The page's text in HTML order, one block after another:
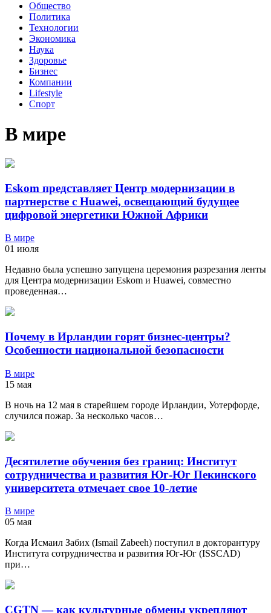
Общество
Политика
Технологии
Экономика
Наука
Здоровье
Бизнес
Компании
Lifestyle
Спорт
В мире
Eskom представляет Центр модернизации в
партнерстве с Huawei, освещающий будущее
цифровой энергетики Южной Африки
В мире
01 июля
Недавно была успешно запущена церемония разрезания ленты
для Центра модернизации Eskom и Huawei, совместно
проведенная…
Почему в Ирландии горят бизнес-центры?
Особенности национальной безопасности
В мире
15 мая
В ночь на 12 мая в старейшем городе Ирландии, Уотерфорде,
случился пожар. За несколько часов…
Десятилетие обучения без границ: Институт
сотрудничества и развития Юг-Юг Пекинского
университета отмечает свое 10-летие
В мире
05 мая
Когда Исмаил Забих (Ismail Zabeeh) поступил в докторантуру
Института сотрудничества и развития Юг-Юг (ISSCAD)
при…
CGTN — как культурные обмены укрепляют